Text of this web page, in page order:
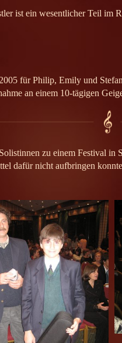
ist ein wesentlicher Teil im
für Philip, Emily und
an einem 10-tägigen
zu einem Festival
dafür nicht aufbringen